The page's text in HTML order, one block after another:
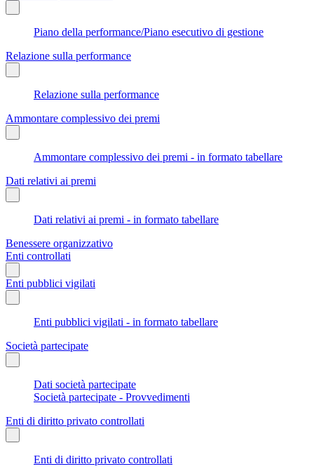
Piano della performance/Piano esecutivo di gestione
Relazione sulla performance
Relazione sulla performance
Ammontare complessivo dei premi
Ammontare complessivo dei premi - in formato tabellare
Dati relativi ai premi
Dati relativi ai premi - in formato tabellare
Benessere organizzativo
Enti controllati
Enti pubblici vigilati
Enti pubblici vigilati - in formato tabellare
Società partecipate
Dati società partecipate
Società partecipate - Provvedimenti
Enti di diritto privato controllati
Enti di diritto privato controllati